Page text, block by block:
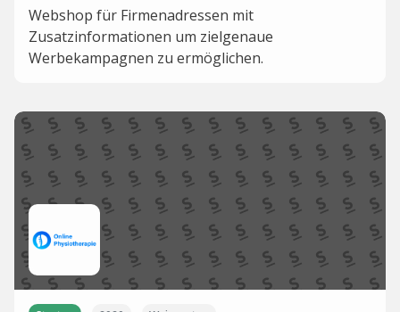
Webshop für Firmenadressen mit
Zusatzinformationen um zielgenaue
Werbekampagnen zu ermöglichen.